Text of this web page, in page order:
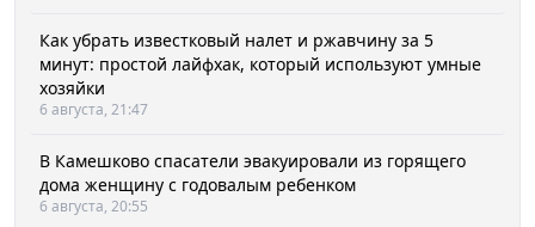
Как убрать известковый налет и ржавчину за 5
минут: простой лайфхак, который используют умные
хозяйки
6 августа, 21:47
В Камешково спасатели эвакуировали из горящего
дома женщину с годовалым ребенком
6 августа, 20:55